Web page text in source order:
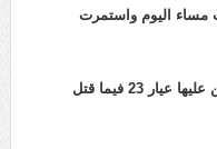
مساء اليوم واستمرت
انتهت بكسر الهجوم وتدمير طقمين حوثيين عليها عيار 23 فيما قتل